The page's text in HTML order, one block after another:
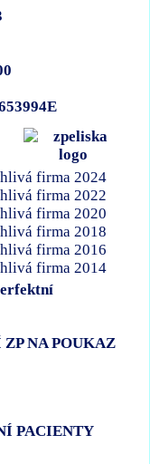
NA POUKAZ
PACIENTY